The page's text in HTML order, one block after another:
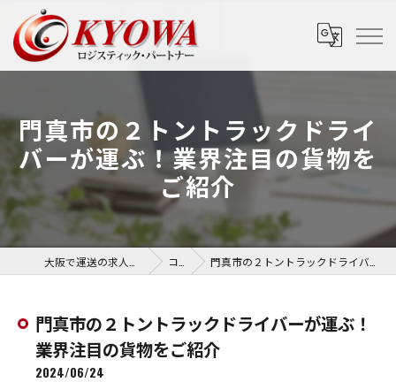
門真市の２トントラックドライ
バーが運ぶ！業界注目の貨物を
ご紹介
コラム 門真市の２トントラックドライバーが運ぶ！業界注目の貨物をご紹介
門真市の２トントラックドライバーが運ぶ！
業界注目の貨物をご紹介
2024/06/24